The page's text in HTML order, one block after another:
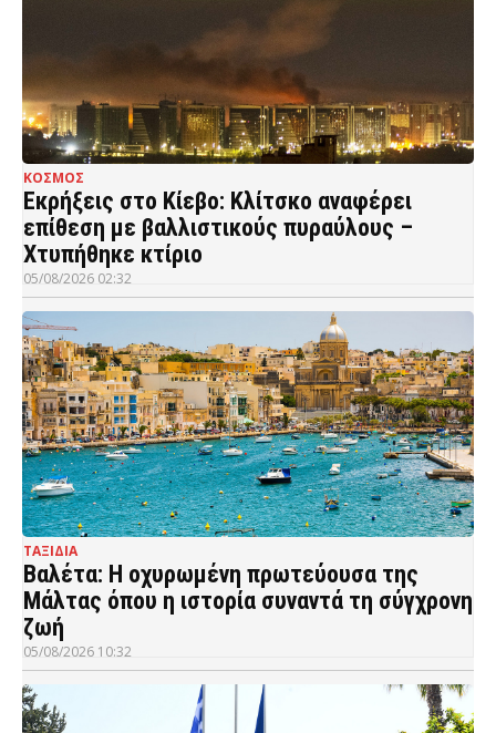
ΚΟΣΜΟΣ
Εκρήξεις στο Κίεβο: Κλίτσκο αναφέρει
επίθεση με βαλλιστικούς πυραύλους –
Χτυπήθηκε κτίριο
05/08/2026 02:32
ΤΑΞΙΔΙΑ
Βαλέτα: Η οχυρωμένη πρωτεύουσα της
Μάλτας όπου η ιστορία συναντά τη σύγχρονη
ζωή
05/08/2026 10:32